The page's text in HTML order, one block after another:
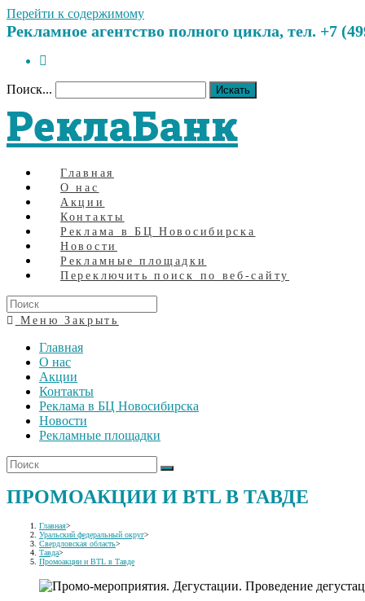
Перейти к содержимому
Рекламное агентство полного цикла, тел. +7
Поиск... Искать
РеклаБанк
Главная
О нас
Акции
Контакты
Реклама в БЦ Новосибирска
Новости
Рекламные площадки
Переключить поиск по веб-сайту
Меню Закрыть
Главная
О нас
Акции
Контакты
Реклама в БЦ Новосибирска
Новости
Рекламные площадки
ПРОМОАКЦИИ И BTL В ТАВДЕ
Главная>
Уральский федеральный округ>
Свердловская область>
Тавда>
Промоакции и BTL в Тавде